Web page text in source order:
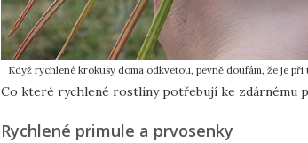
Když rychlené krokusy doma odkvetou, pevně doufám, že je
Co které rychlené rostliny potřebují ke zdárnému
Rychlené primule a prvosenky